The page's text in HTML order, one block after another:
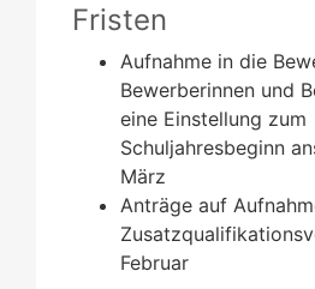
Fristen
Aufnahme in die
Bewerberinnen und
eine Einstellung zum
Schuljahresbeginn
März
Anträge auf
Februar